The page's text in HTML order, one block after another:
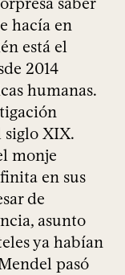
hacía en
está el
2014
humanas.
siglo XIX.
monje
en sus
de
asunto
ya habían
pasó